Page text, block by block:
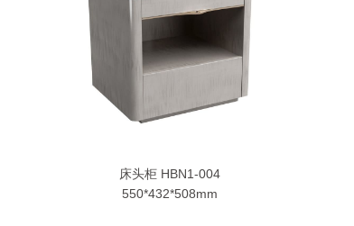
床头柜 HBN1-004
550*432*508mm